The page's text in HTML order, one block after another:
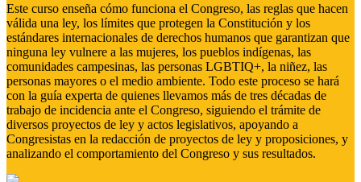
Este curso enseña cómo funciona el Congreso, las reglas que hacen
válida una ley, los límites que protegen la Constitución y los
estándares internacionales de derechos humanos que garantizan que
ninguna ley vulnere a las mujeres, los pueblos indígenas, las
comunidades campesinas, las personas LGBTIQ+, la niñez, las
personas mayores o el medio ambiente. Todo este proceso se hará
con la guía experta de quienes llevamos más de tres décadas de
trabajo de incidencia ante el Congreso, siguiendo el trámite de
diversos proyectos de ley y actos legislativos, apoyando a
Congresistas en la redacción de proyectos de ley y proposiciones, y
analizando el comportamiento del Congreso y sus resultados.